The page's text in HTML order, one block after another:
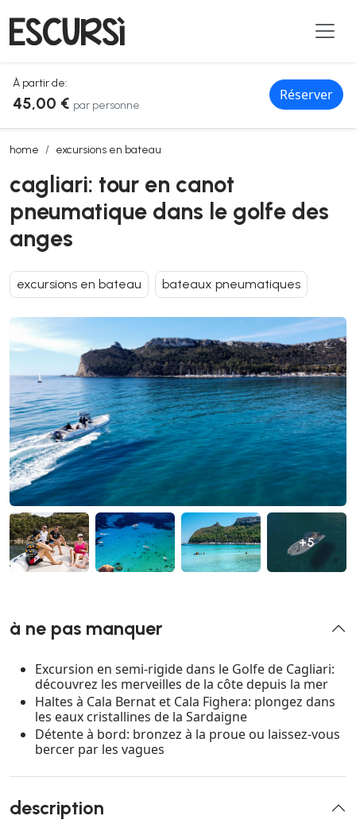
À partir de:
45,00 € par personne
Réserver
home excursions en bateau
cagliari: tour en canot pneumatique dans le golfe des anges
cagliari: tour en canot
pneumatique dans le golfe des
anges
excursions en bateau bateaux pneumatiques
+5
à ne pas manquer
Excursion en semi-rigide dans le Golfe de Cagliari:
découvrez les merveilles de la côte depuis la mer
Haltes à Cala Bernat et Cala Fighera: plongez dans
les eaux cristallines de la Sardaigne
Détente à bord: bronzez à la proue ou laissez-vous
bercer par les vagues
description